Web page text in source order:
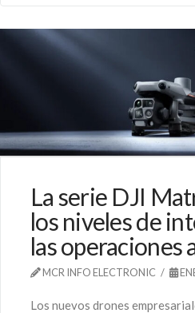
La serie DJI
los niveles de
las operaciones
MCR INFO ELECTRONIC
Los nuevos drones